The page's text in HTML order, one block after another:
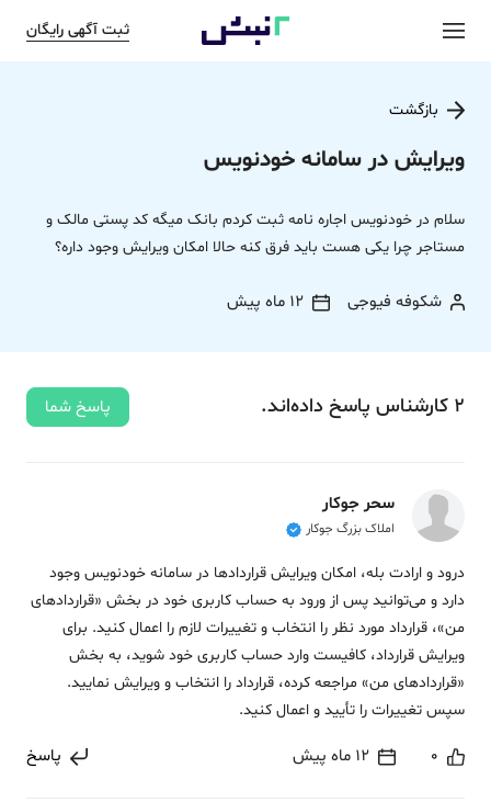
ثبت آگهی رایگان
بازگشت
ویرایش در سامانه خودنویس
سلام در خودنویس اجاره نامه ثبت کردم بانک میگه کد پستی مالک و
مستاجر چرا یکی هست باید فرق کنه حالا امکان ویرایش وجود داره؟
شکوفه فیوجی 12 ماه پیش
2 کارشناس پاسخ داده‌اند. پاسخ شما
سحر جوکار
املاک بزرگ جوکار
درود و ارادت بله، امکان ویرایش قراردادها در سامانه خودنویس وجود
دارد و می‌توانید پس از ورود به حساب کاربری خود در بخش «قراردادهای
من»، قرارداد مورد نظر را انتخاب و تغییرات لازم را اعمال کنید. برای
ویرایش قرارداد، کافیست وارد حساب کاربری خود شوید، به بخش
«قراردادهای من» مراجعه کرده، قرارداد را انتخاب و ویرایش نمایید.
سپس تغییرات را تأیید و اعمال کنید.
0 12 ماه پیش پاسخ